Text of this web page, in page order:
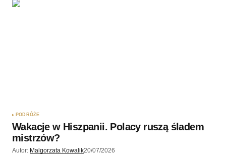
PODRÓŻE
Wakacje w Hiszpanii. Polacy ruszą śladem
mistrzów?
Autor: Malgorzata Kowalik20/07/2026